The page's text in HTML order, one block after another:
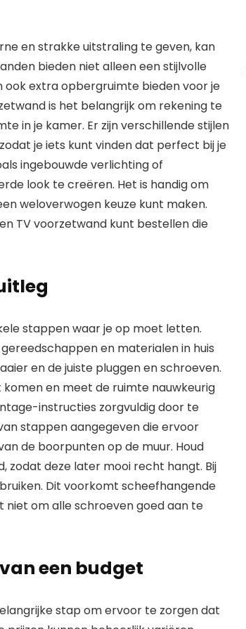
en strakke uitstraling te geven, kan
bieden niet alleen een stijlvolle
ook extra opbergruimte bieden voor je
is het belangrijk om rekening te
in je kamer. Er zijn verschillende stijlen
je iets kunt vinden dat perfect bij je
ingebouwde verlichting of
look te creëren. Het is handig om
weloverwogen keuze kunt maken.
TV voorzetwand kunt bestellen die
stappen waar je op moet letten.
en materialen in huis
en de juiste pluggen en schroeven.
en meet de ruimte nauwkeurig
instructies zorgvuldig door te
stappen aangegeven die ervoor
de boorpunten op de muur. Houd
zodat deze later mooi recht hangt. Bij
Dit voorkomt scheefhangende
niet om alle schroeven goed aan te
een budget
stap om ervoor te zorgen dat